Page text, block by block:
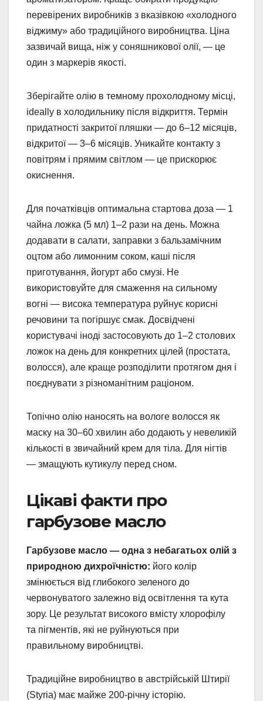
перевірених виробників з вказівкою «холодного
віджиму» або традиційного виробництва. Ціна
зазвичай вища, ніж у соняшникової олії, — це
один з маркерів якості.
Зберігайте олію в темному прохолодному місці,
ideally в холодильнику після відкриття. Термін
придатності закритої пляшки — до 6–12 місяців,
відкритої — 3–6 місяців. Уникайте контакту з
повітрям і прямим світлом — це прискорює
окиснення.
Для початківців оптимальна стартова доза — 1
чайна ложка (5 мл) 1–2 рази на день. Можна
додавати в салати, заправки з бальзамічним
оцтом або лимонним соком, каші після
приготування, йогурт або смузі. Не
використовуйте для смаження на сильному
вогні — висока температура руйнує корисні
речовини та погіршує смак. Досвідчені
користувачі іноді застосовують до 1–2 столових
ложок на день для конкретних цілей (простата,
волосся), але краще розподілити протягом дня і
поєднувати з різноманітним раціоном.
Топічно олію наносять на вологе волосся як
маску на 30–60 хвилин або додають у невеликій
кількості в звичайний крем для тіла. Для нігтів
— змащують кутикулу перед сном.
Цікаві факти про
гарбузове масло
Гарбузове масло — одна з небагатьох олій з
природною дихроїчністю: його колір
змінюється від глибокого зеленого до
червонуватого залежно від освітлення та кута
зору. Це результат високого вмісту хлорофілу
та пігментів, які не руйнуються при
правильному виробництві.
Традиційне виробництво в австрійській Штирії
(Styria) має майже 200-річну історію.